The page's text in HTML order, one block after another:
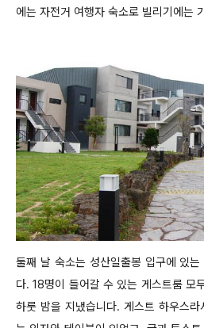
에는 자전거 여행자 숙소로 빌리기에는
둘째 날 숙소는 성산일출봉 입구에 있
다. 18명이 들어갈 수 있는 게스트룸 모
하룻 밤을 지냈습니다. 게스트 하우스